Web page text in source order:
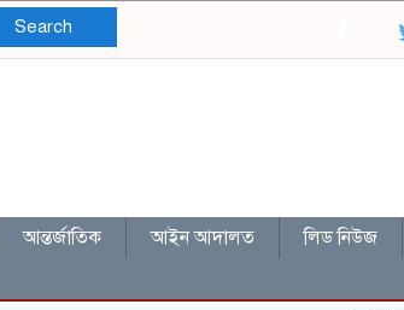
Search
আন্তর্জাতিক আইন আদালত লিড নিউজ